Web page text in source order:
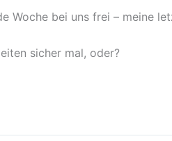
Woche bei uns frei – meine
sicher mal, oder?